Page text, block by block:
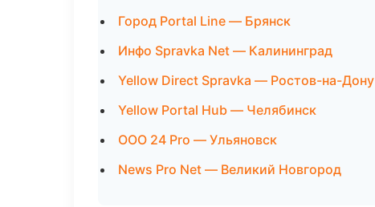
Город Portal Line — Брянск
Инфо Spravka Net — Калининград
Yellow Direct Spravka — Ростов-на-Дону
Yellow Portal Hub — Челябинск
ООО 24 Pro — Ульяновск
News Pro Net — Великий Новгород